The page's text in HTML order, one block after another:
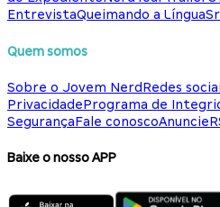
EntrevistaQueimando a Língua
Quem somos
Sobre o Jovem NerdRedes
PrivacidadePrograma de
SegurançaFale conoscoAnuncie
Baixe o nosso APP